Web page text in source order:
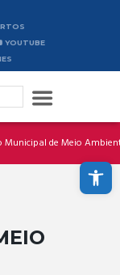
Abrir a barra de ferramentas
YOUTUBE
Municipal de Meio